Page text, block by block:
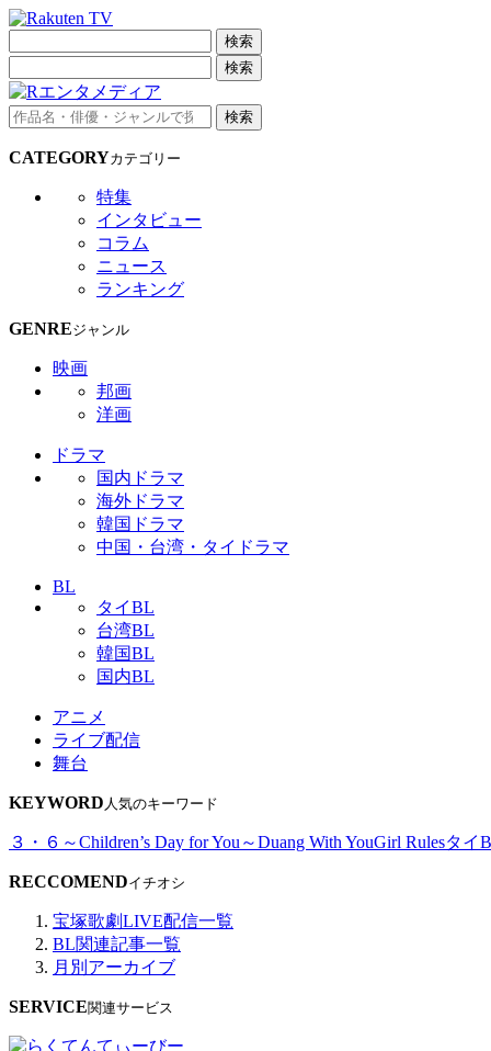
検索
検索
検索
CATEGORYカテゴリー
特集
インタビュー
コラム
ニュース
ランキング
GENREジャンル
映画
邦画
洋画
ドラマ
国内ドラマ
海外ドラマ
韓国ドラマ
中国・台湾・タイドラマ
BL
タイBL
台湾BL
韓国BL
国内BL
アニメ
ライブ配信
舞台
KEYWORD 人気のキーワード
３・６～Children’s Day for You～Duang With YouGirl Rulesタイ
RECCOMENDイチオシ
宝塚歌劇LIVE配信一覧
BL関連記事一覧
月別アーカイブ
SERVICE関連サービス